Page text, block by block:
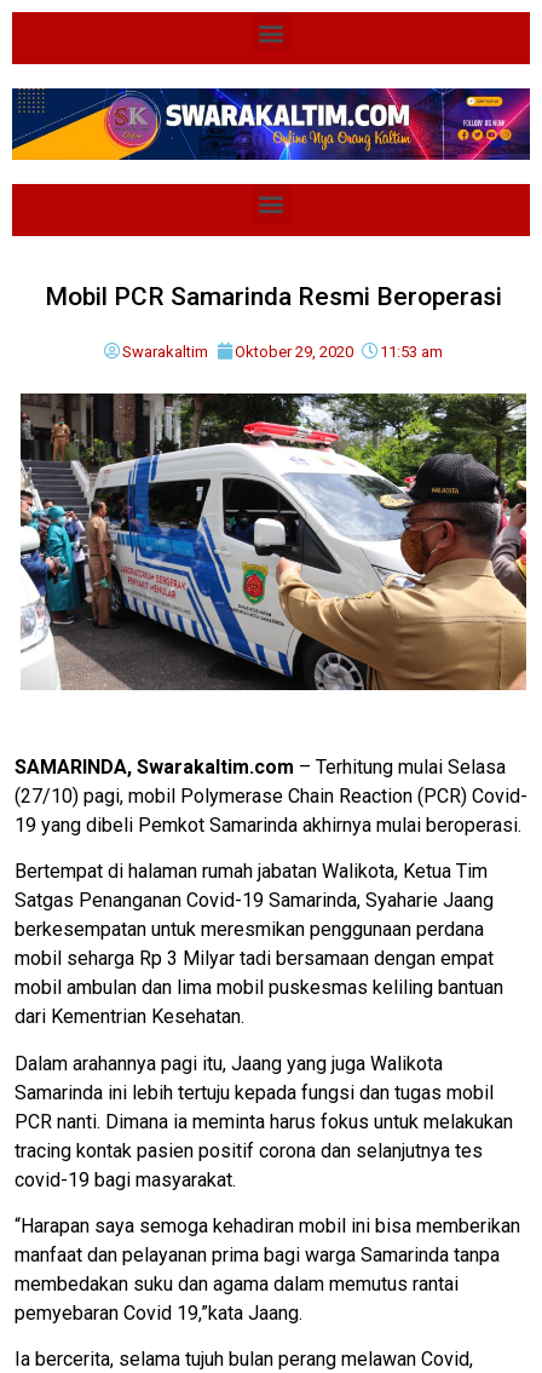
Mobil PCR Samarinda Resmi Beroperasi
Swarakaltim Oktober 29, 2020 11:53 am
SAMARINDA, Swarakaltim.com – Terhitung mulai Selasa
(27/10) pagi, mobil Polymerase Chain Reaction (PCR) Covid-
19 yang dibeli Pemkot Samarinda akhirnya mulai beroperasi.
Bertempat di halaman rumah jabatan Walikota, Ketua Tim
Satgas Penanganan Covid-19 Samarinda, Syaharie Jaang
berkesempatan untuk meresmikan penggunaan perdana
mobil seharga Rp 3 Milyar tadi bersamaan dengan empat
mobil ambulan dan lima mobil puskesmas keliling bantuan
dari Kementrian Kesehatan.
Dalam arahannya pagi itu, Jaang yang juga Walikota
Samarinda ini lebih tertuju kepada fungsi dan tugas mobil
PCR nanti. Dimana ia meminta harus fokus untuk melakukan
tracing kontak pasien positif corona dan selanjutnya tes
covid-19 bagi masyarakat.
“Harapan saya semoga kehadiran mobil ini bisa memberikan
manfaat dan pelayanan prima bagi warga Samarinda tanpa
membedakan suku dan agama dalam memutus rantai
pemyebaran Covid 19,”kata Jaang.
Ia bercerita, selama tujuh bulan perang melawan Covid,